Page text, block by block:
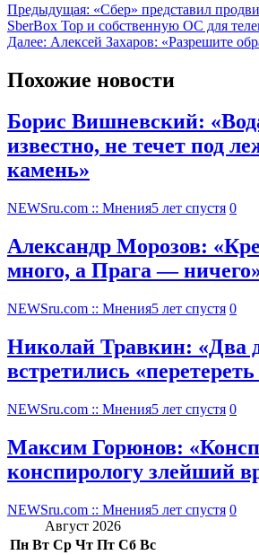
Предыдущая: «Сбер» представил
SberBox Top и собственную ОС для
Далее: Алексей Захаров: «Разрешите
Похожие новости
Борис Вишневский:
известно, не течет под
камень»
NEWSru.com :: Мнения5 лет спустя 0
Александр Морозов:
много, а Прага —
NEWSru.com :: Мнения5 лет спустя 0
Николай Травкин: «Два
встретились
NEWSru.com :: Мнения5 лет спустя 0
Максим Горюнов:
конспирологу злейший
NEWSru.com :: Мнения5 лет спустя 0
Август 2026
Пн Вт Ср Чт Пт Сб Вс